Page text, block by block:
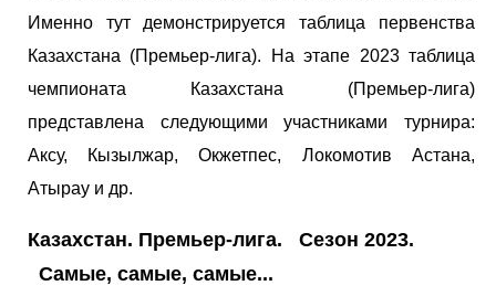
Именно тут демонстрируется таблица первенства
Казахстана (Премьер-лига). На этапе 2023 таблица
чемпионата Казахстана (Премьер-лига)
представлена следующими участниками турнира:
Аксу, Кызылжар, Окжетпес, Локомотив Астана,
Атырау и др.
Казахстан. Премьер-лига. Сезон 2023.
Самые, самые, самые...